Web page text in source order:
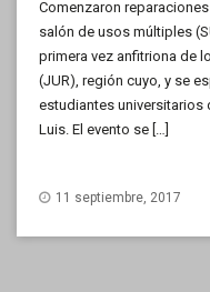
Comenzaron
salón de usos múltiples
primera vez anfitriona de
(JUR), región cuyo, y se
estudiantes universitarios
Luis. El evento se […]
11 septiembre, 2017